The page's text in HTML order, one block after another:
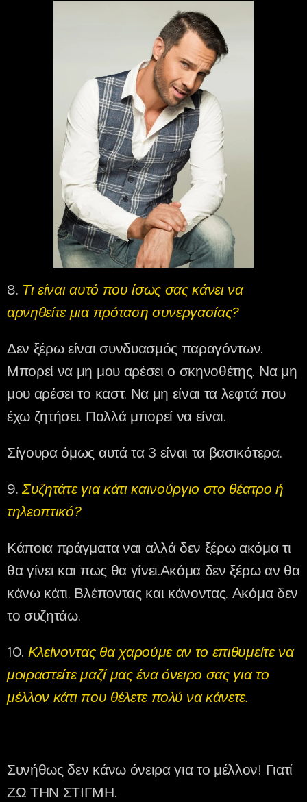
8. Τι είναι αυτό που ίσως σας κάνει να
αρνηθείτε μια πρόταση συνεργασίας?
Δεν ξέρω είναι συνδυασμός παραγόντων.
Μπορεί να μη μου αρέσει ο σκηνοθέτης. Να μη
μου αρέσει το καστ. Να μη είναι τα λεφτά που
έχω ζητήσει. Πολλά μπορεί να είναι.
Σίγουρα όμως αυτά τα 3 είναι τα βασικότερα.
9.Συζητάτε για κάτι καινούργιο στο θέατρο ή
τηλεοπτικό?
Κάποια πράγματα ναι αλλά δεν ξέρω ακόμα τι
θα γίνει και πως θα γίνει.Ακόμα δεν ξέρω αν θα
κάνω κάτι. Βλέποντας και κάνοντας. Ακόμα δεν
το συζητάω.
10. Κλείνοντας θα χαρούμε αν το επιθυμείτε να
μοιραστείτε μαζί μας ένα όνειρο σας για το
μέλλον κάτι που θέλετε πολύ να κάνετε.
Συνήθως δεν κάνω όνειρα για το μέλλον! Γιατί
ΖΩ ΤΗΝ ΣΤΙΓΜΗ.